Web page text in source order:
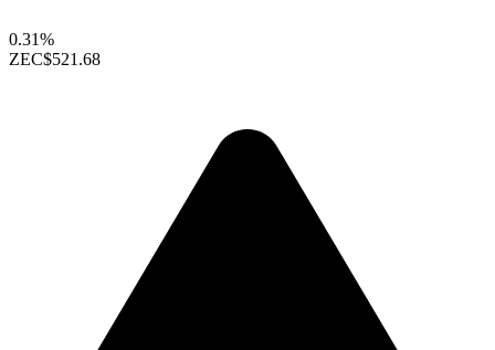
0.31%
ZEC$521.68